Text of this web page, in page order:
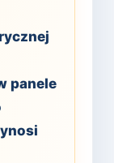
panele